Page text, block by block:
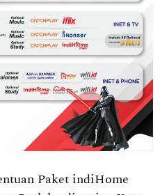
Paket indiHome